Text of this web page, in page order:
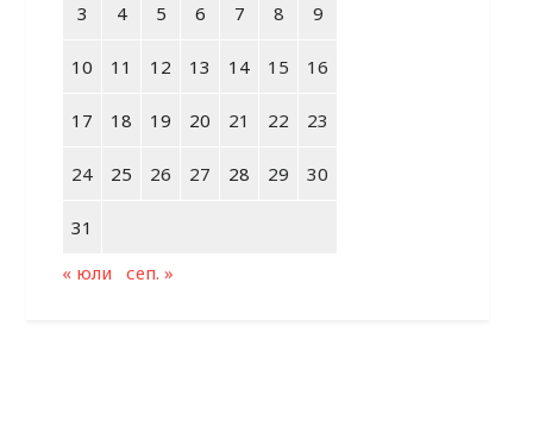
3 4 5 6 7 8 9
10 11 12 13 14 15 16
17 18 19 20 21 22 23
24 25 26 27 28 29 30
31
« юли
сеп. »